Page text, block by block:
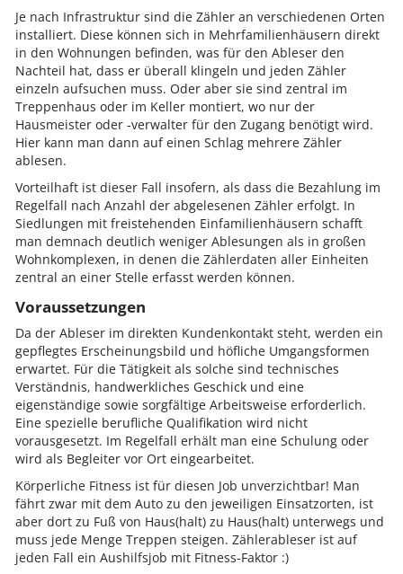
Je nach Infrastruktur sind die Zähler an verschiedenen Orten
installiert. Diese können sich in Mehrfamilienhäusern direkt
in den Wohnungen befinden, was für den Ableser den
Nachteil hat, dass er überall klingeln und jeden Zähler
einzeln aufsuchen muss. Oder aber sie sind zentral im
Treppenhaus oder im Keller montiert, wo nur der
Hausmeister oder -verwalter für den Zugang benötigt wird.
Hier kann man dann auf einen Schlag mehrere Zähler
ablesen.
Vorteilhaft ist dieser Fall insofern, als dass die Bezahlung im
Regelfall nach Anzahl der abgelesenen Zähler erfolgt. In
Siedlungen mit freistehenden Einfamilienhäusern schafft
man demnach deutlich weniger Ablesungen als in großen
Wohnkomplexen, in denen die Zählerdaten aller Einheiten
zentral an einer Stelle erfasst werden können.
Voraussetzungen
Da der Ableser im direkten Kundenkontakt steht, werden ein
gepflegtes Erscheinungsbild und höfliche Umgangsformen
erwartet. Für die Tätigkeit als solche sind technisches
Verständnis, handwerkliches Geschick und eine
eigenständige sowie sorgfältige Arbeitsweise erforderlich.
Eine spezielle berufliche Qualifikation wird nicht
vorausgesetzt. Im Regelfall erhält man eine Schulung oder
wird als Begleiter vor Ort eingearbeitet.
Körperliche Fitness ist für diesen Job unverzichtbar! Man
fährt zwar mit dem Auto zu den jeweiligen Einsatzorten, ist
aber dort zu Fuß von Haus(halt) zu Haus(halt) unterwegs und
muss jede Menge Treppen steigen. Zählerableser ist auf
jeden Fall ein Aushilfsjob mit Fitness-Faktor :)